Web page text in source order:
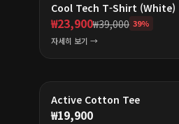
Cool Tech T-Shirt (White)
₩23,900₩39,000 39%
자세히 보기 →
Active Cotton Tee
₩19,900